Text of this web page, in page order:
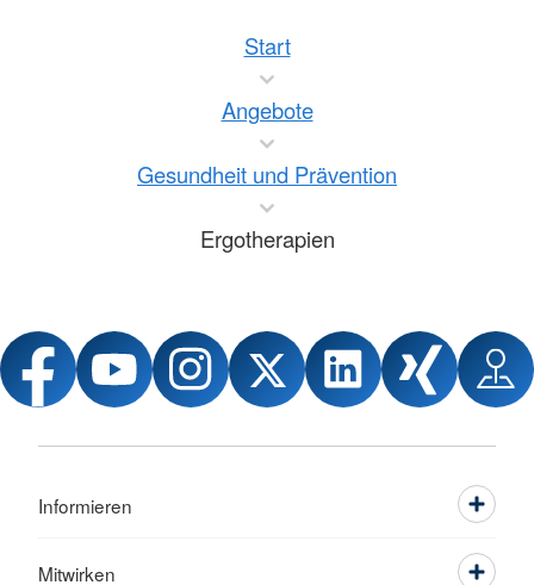
Start
Angebote
Gesundheit und Prävention
Ergotherapien
Informieren
Mitwirken